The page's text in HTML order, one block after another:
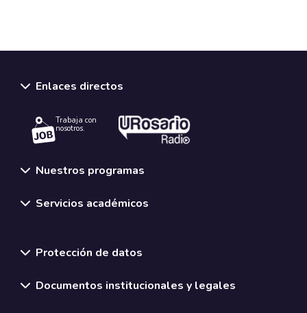
Enlaces directos
Trabaja con
nosotros.
Nuestros programas
Servicios académicos
Protección de datos
Documentos institucionales y legales